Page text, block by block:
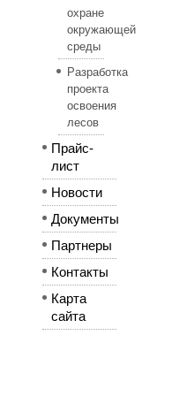
охране
окружающей
среды
Разработка
проекта
освоения
лесов
Прайс-
лист
Новости
Документы
Партнеры
Контакты
Карта
сайта